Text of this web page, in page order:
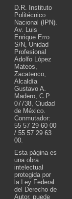
D.R. Instituto
Politécnico
Nacional (IPN).
Av. Luis
Enrique Erro
S/N, Unidad
Profesional
Adolfo López
Mateos,
Zacatenco,
Alcaldía
Gustavo A.
Madero, C.P.
07738, Ciudad
de México.
Conmutador:
55 57 29 60 00
/ 55 57 29 63
00.
Esta página es
una obra
intelectual
protegida por
la Ley Federal
del Derecho de
Autor, puede